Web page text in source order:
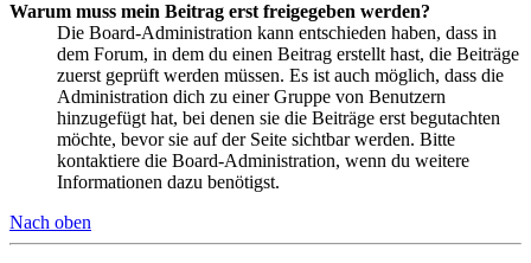
Warum muss mein Beitrag erst freigegeben werden?
Die Board-Administration kann entschieden haben, dass in
dem Forum, in dem du einen Beitrag erstellt hast, die Beiträge
zuerst geprüft werden müssen. Es ist auch möglich, dass die
Administration dich zu einer Gruppe von Benutzern
hinzugefügt hat, bei denen sie die Beiträge erst begutachten
möchte, bevor sie auf der Seite sichtbar werden. Bitte
kontaktiere die Board-Administration, wenn du weitere
Informationen dazu benötigst.
Nach oben